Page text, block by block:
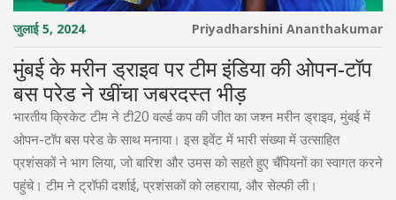
जुलाई 5, 2024 Priyadharshini Ananthakumar
मुंबई के मरीन ड्राइव पर टीम इंडिया की ओपन-टॉप
बस परेड ने खींचा जबरदस्त भीड़
भारतीय क्रिकेट टीम ने टी20 वर्ल्ड कप की जीत का जश्न मरीन ड्राइव, मुंबई में
ओपन-टॉप बस परेड के साथ मनाया। इस इवेंट में भारी संख्या में उत्साहित
प्रशंसकों ने भाग लिया, जो बारिश और उमस को सहते हुए चैंपियनों का स्वागत करने
पहुंचे। टीम ने ट्रॉफी दर्शाई, प्रशंसकों को लहराया, और सेल्फी ली।